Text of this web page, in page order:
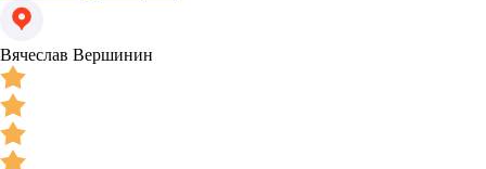
Вячеслав Вершинин